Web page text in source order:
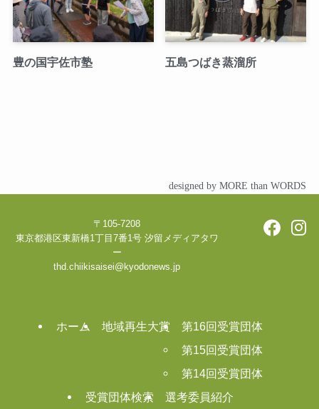
豊の国宇佐市塾 五島つばき蒸溜所
designed by MORE than WORDS
〒105-7208
東京都港区東新橋1丁目7番1号 汐留メディアタワ
ー
thd.chiikisaisei@kyodonews.jp
ホーム 地域再生大賞
第16回受賞団体
第15回受賞団体
第14回受賞団体
受賞団体検索
選考委員紹介